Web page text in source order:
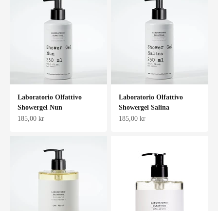
Laboratorio Olfattivo
Showergel Nun
Salgspris
185,00 kr
Laboratorio Olfattivo
Showergel Salina
Salgspris
185,00 kr